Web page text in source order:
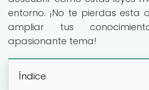
entorno. ¡No te pierdas esta
ampliar tus
apasionante tema!
Índice